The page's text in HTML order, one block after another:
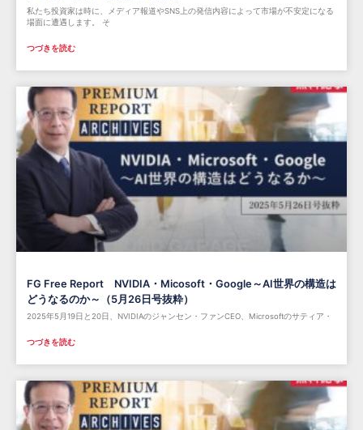
私たち投資家は時に、メディア報道やSNS上の発信内容によって市場が不安定になる
場面に遭遇します。 そ
つづきを読む
FG Free Report NVIDIA・Micosoft・Google～AI世界の構造は
どうなるのか～（5月26日号抜粋）
2025年5月19日と20日、NVIDIAのジャンセン・ファンCEO、Microsoftのサティア・
つづきを読む